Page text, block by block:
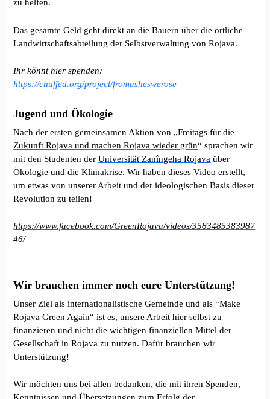
zu helfen.
Das gesamte Geld geht direkt an die Bauern über die örtliche
Landwirtschaftsabteilung der Selbstverwaltung von Rojava.
Ihr könnt hier spenden:
https://chuffed.org/project/fromasheswerose
Jugend und Ökologie
Nach der ersten gemeinsamen Aktion von „Freitags für die
Zukunft Rojava und machen Rojava wieder grün“ sprachen wir
mit den Studenten derUniversität Zanîngeha Rojava über
Ökologie und die Klimakrise. Wir haben dieses Video erstellt,
um etwas von unserer Arbeit und der ideologischen Basis dieser
Revolution zu teilen!
https://www.facebook.com/GreenRojava/videos/3583485383987
46/
Wir brauchen immer noch eure Unterstützung!
Unser Ziel als internationalistische Gemeinde und als “Make
Rojava Green Again“ ist es, unsere Arbeit hier selbst zu
finanzieren und nicht die wichtigen finanziellen Mittel der
Gesellschaft in Rojava zu nutzen. Dafür brauchen wir
Unterstützung!
Wir möchten uns bei allen bedanken, die mit ihren Spenden,